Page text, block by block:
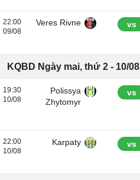
22:00
09/08
Veres Rivne vs
KQBD Ngày mai, thứ 2 - 10/08
19:30
10/08
Polissya
Zhytomyr
vs
22:00
10/08
Karpaty vs